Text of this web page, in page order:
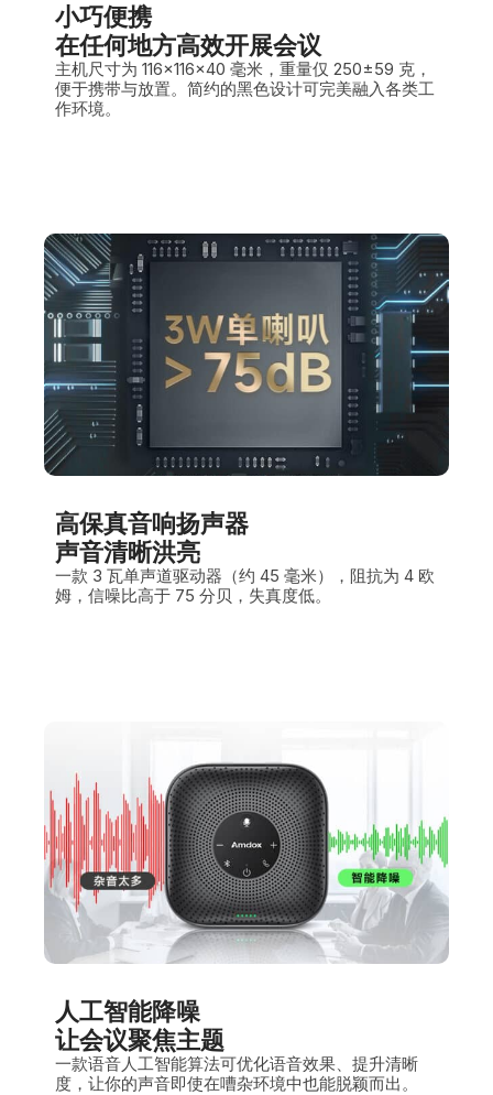
小巧便携
在任何地方高效开展会议
主机尺寸为 116×116×40 毫米，重量仅 250±59 克，
便于携带与放置。简约的黑色设计可完美融入各类工
作环境。
高保真音响扬声器
声音清晰洪亮
一款 3 瓦单声道驱动器（约 45 毫米），阻抗为 4 欧
姆，信噪比高于 75 分贝，失真度低。
人工智能降噪
让会议聚焦主题
一款语音人工智能算法可优化语音效果、提升清晰
度，让你的声音即使在嘈杂环境中也能脱颖而出。